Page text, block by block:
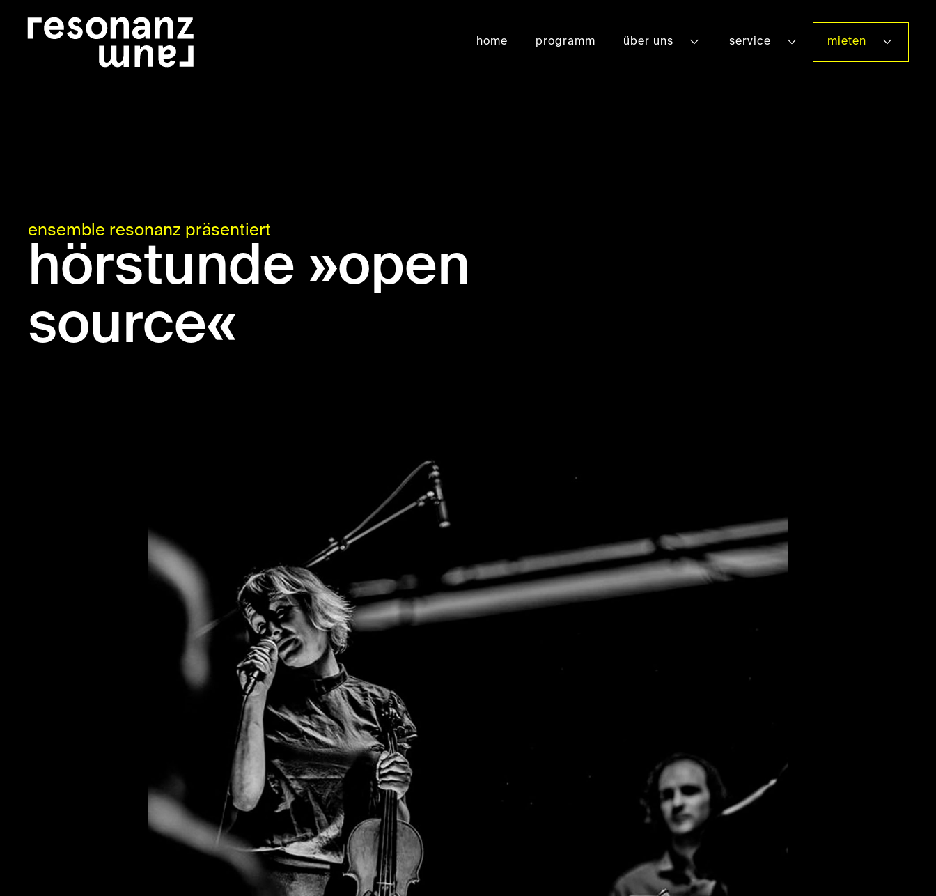
home programm über uns service mieten
ensemble resonanz präsentiert
hörstunde »open
source«